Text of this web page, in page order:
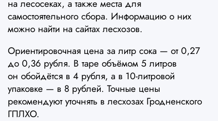
на лесосеках, а также места для
самостоятельного сбора. Информацию о них
можно найти на сайтах лесхозов.
Ориентировочная цена за литр сока — от 0,27
до 0,36 рубля. В таре объёмом 5 литров
он обойдётся в 4 рубля, а в 10-литровой
упаковке — в 8 рублей. Точные цены
рекомендуют уточнять в лесхозах Гродненского
ГПЛХО.